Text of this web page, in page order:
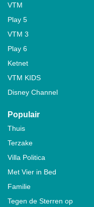
VTM
Play 5
VTM 3
Play 6
Ketnet
VTM KIDS
Disney Channel
Populair
Thuis
Terzake
Villa Politica
Met Vier in Bed
Familie
Tegen de Sterren op